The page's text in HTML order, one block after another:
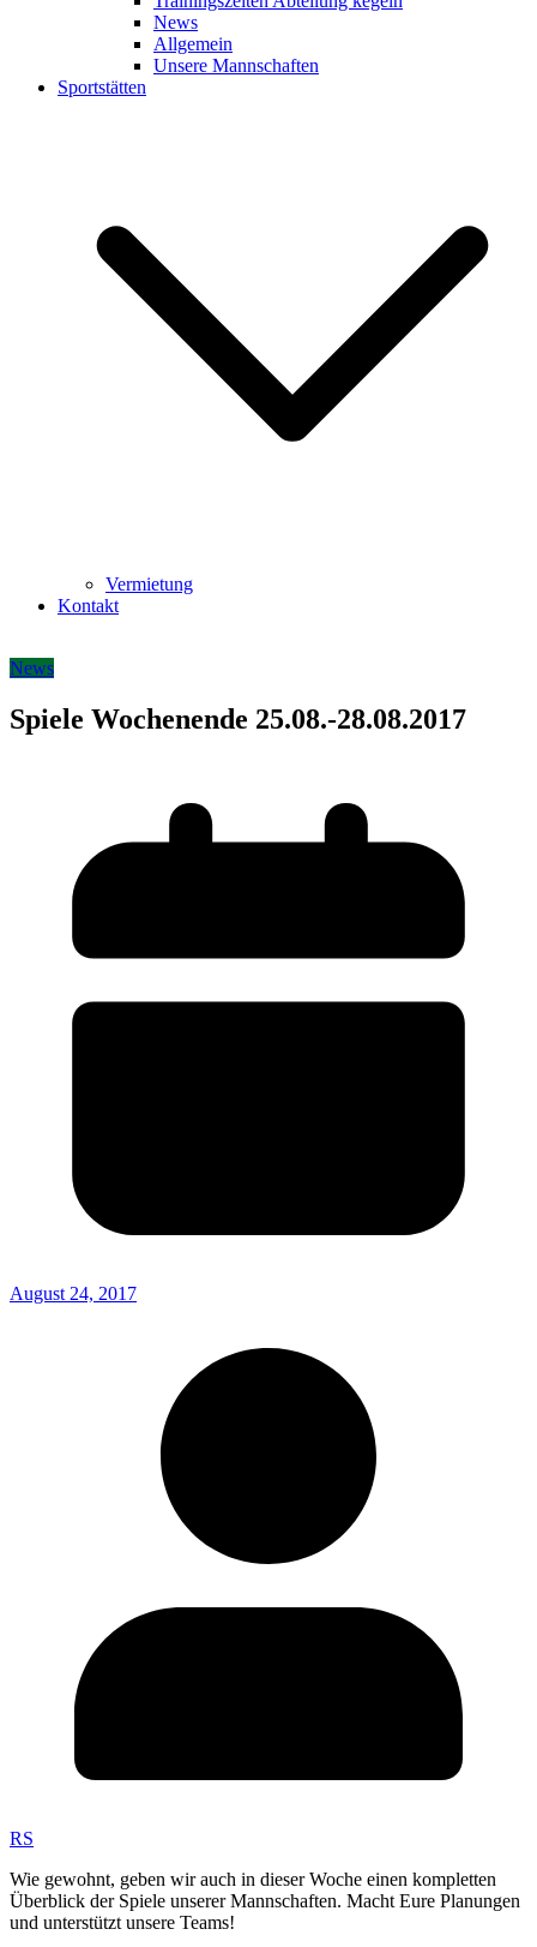
News
Allgemein
Unsere Mannschaften
Sportstätten
Vermietung
Kontakt
News
Spiele Wochenende 25.08.-28.08.2017
August 24, 2017
RS
Wie gewohnt, geben wir auch in dieser Woche einen kompletten
Überblick der Spiele unserer Mannschaften. Macht Eure Planungen
und unterstützt unsere Teams!